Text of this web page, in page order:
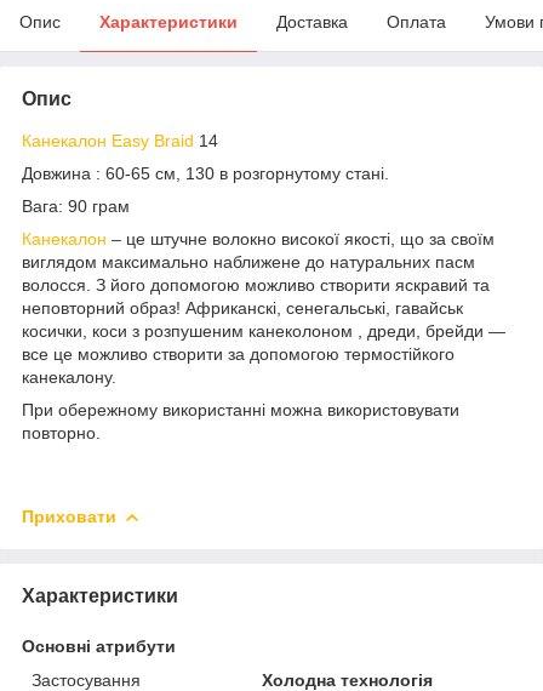
Опис Характеристики Доставка Оплата Умови
Опис
Канекалон Easy Braid 14
Довжина : 60-65 см, 130 в розгорнутому стані.
Вага: 90 грам
Канекалон – це штучне волокно високої якості, що за своїм
виглядом максимально наближене до натуральних пасм
волосся. З його допомогою можливо створити яскравий та
неповторний образ! Африканскі, сенегальські, гавайськ
косички, коси з розпушеним канеколоном , дреди, брейди —
все це можливо створити за допомогою термостійкого
канекалону.
При обережному використанні можна використовувати
повторно.
Приховати
Характеристики
Основні атрибути
Застосування
Холодна технологія